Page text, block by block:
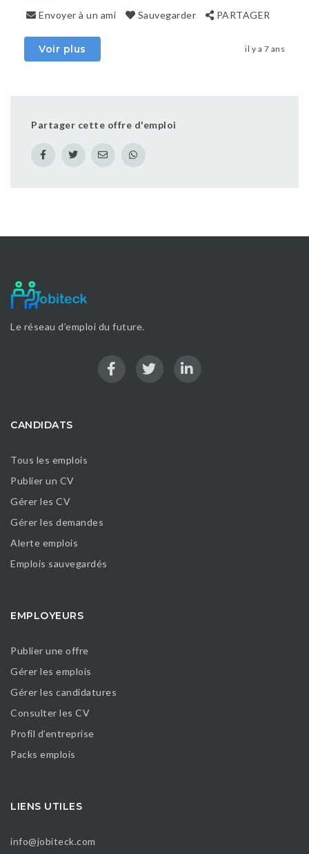
Envoyer à un ami Sauvegarder PARTAGER
Voir plus il y a 7 ans
Partager cette offre d'emploi
Le réseau d’emploi du future.
CANDIDATS
Tous les emplois
Publier un CV
Gérer les CV
Gérer les demandes
Alerte emplois
Emplois sauvegardés
EMPLOYEURS
Publier une offre
Gérer les emplois
Gérer les candidatures
Consulter les CV
Profil d’entreprise
Packs emplois
LIENS UTILES
info@jobiteck.com